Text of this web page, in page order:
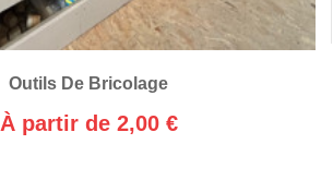
Outils De Bricolage
À partir de 2,00 €